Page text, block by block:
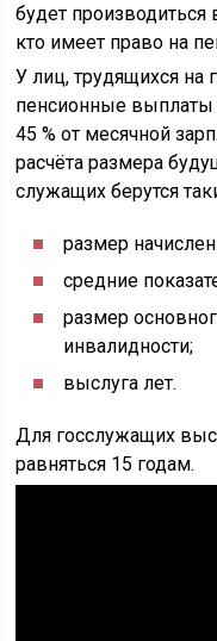
будет производиться
кто имеет право на
У лиц, трудящихся на
пенсионные выплаты
45 % от месячной
расчёта размера
служащих берутся
размер
средние
размер
инвалидности;
выслуга лет.
Для госслужащих
равняться 15 годам.